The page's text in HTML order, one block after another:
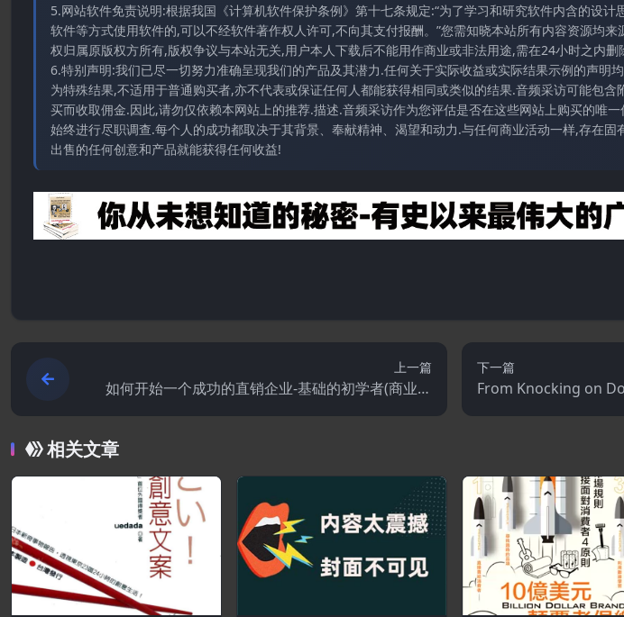
5.网站软件免责说明:根据我国《计算机软件保护条例》第十七条规定:“为了学习和研究软件内含的设
软件等方式使用软件的,可以不经软件著作权人许可,不向其支付报酬。”您需知晓本站所有内容资源均
权归属原版权方所有,版权争议与本站无关,用户本人下载后不能用作商业或非法用途,需在24小时之内
6.特别声明:我们已尽一切努力准确呈现我们的产品及其潜力.任何关于实际收益或实际结果示例的声明
为特殊结果,不适用于普通购买者,亦不代表或保证任何人都能获得相同或类似的结果.音频采访可能包
买而收取佣金.因此,请勿仅依赖本网站上的推荐.描述.音频采访作为您评估是否在这些网站上购买的唯
始终进行尽职调查.每个人的成功都取决于其背景、奉献精神、渴望和动力.与任何商业活动一样,存在
出售的任何创意和产品就能获得任何收益!
上一篇
如何开始一个成功的直销企业-基础的初学者(商业事
下一篇
From Knocking on
相关文章